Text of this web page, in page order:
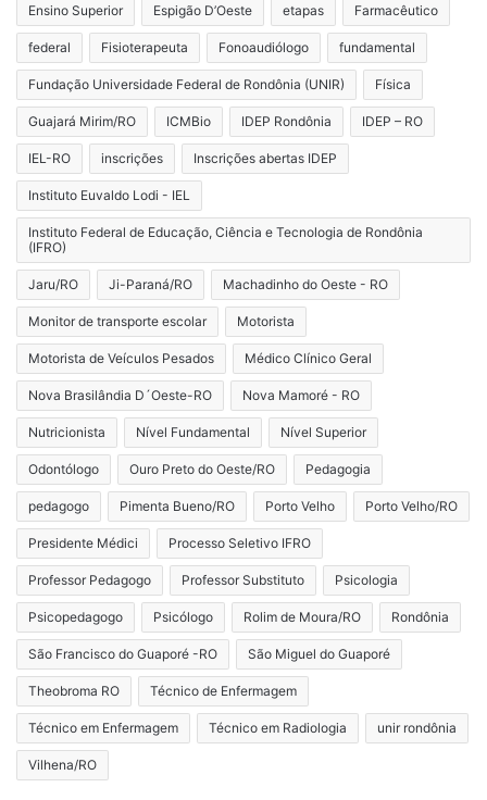
Ensino Superior Espigão D’Oeste etapas Farmacêutico
federal Fisioterapeuta Fonoaudiólogo fundamental
Fundação Universidade Federal de Rondônia (UNIR) Física
Guajará Mirim/RO ICMBio IDEP Rondônia IDEP – RO
IEL-RO inscrições Inscrições abertas IDEP
Instituto Euvaldo Lodi - IEL
Instituto Federal de Educação, Ciência e Tecnologia de Rondônia
(IFRO)
Jaru/RO Ji-Paraná/RO Machadinho do Oeste - RO
Monitor de transporte escolar Motorista
Motorista de Veículos Pesados Médico Clínico Geral
Nova Brasilândia D´Oeste-RO Nova Mamoré - RO
Nutricionista Nível Fundamental Nível Superior
Odontólogo Ouro Preto do Oeste/RO Pedagogia
pedagogo Pimenta Bueno/RO Porto Velho Porto Velho/RO
Presidente Médici Processo Seletivo IFRO
Professor Pedagogo Professor Substituto Psicologia
Psicopedagogo Psicólogo Rolim de Moura/RO Rondônia
São Francisco do Guaporé -RO São Miguel do Guaporé
Theobroma RO Técnico de Enfermagem
Técnico em Enfermagem Técnico em Radiologia unir rondônia
Vilhena/RO